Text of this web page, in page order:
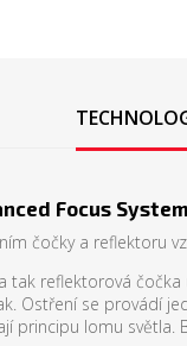
Focus System
čočky a reflektoru
tak reflektorová
Ostření se provádí
principu lomu světla.